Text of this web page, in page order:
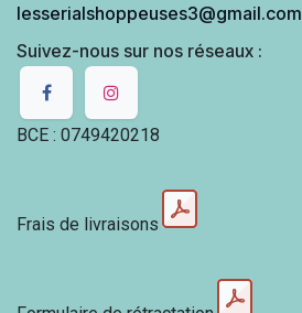
lesserialshoppeuses3@gmail.com
Suivez-nous sur nos réseaux :
BCE : 0749420218
Frais de livraisons